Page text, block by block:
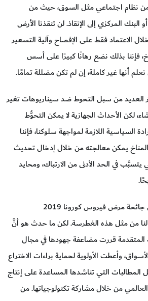
من نظام اجتماعي مثل السوق، حيث من
البنك المركزي إلى الإنقاذ. لن تنقذنا الأرض
الاعتماد فقط على الإفصاح وآلية التسعير
فإننا بذلك نضع رهانًا كبيرًا على أسس
أنها غير كاملة، إن لم تكن مضللة تمامًا.
العديد من سبل التحوط ضد سيناريوهات تغير
لكن الأحداث الجهازية لا يمكن التحوُّط
السياسية اللازمة لمواجهة سلوكنا، فإننا
يمكن معالجته من خلال إدخال تحديث
في الحد الأدنى من الارتباك، ومحايد
كان من الواجب أن تعمل جائحة مرض فيروس كورونا 2019
لنا من مثل هذه الغطرسة. لكن ما حدث هو أنَّ
المتقدمة قررت مضاعفة جهودها في مجال
وأعطت الأولوية لحماية براءات الاختراع
المطالبات التي تناشدها المساعدة على إنتاج
من خلال مشاركة تكنولوجياتها. من